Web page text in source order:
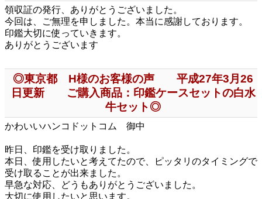
領収証の発行、ありがとうございました。
今回は、ご無理を申しました。本当に感謝しております。
印鑑大切に使っていきます。
ありがとうございます
◎東京都 H様のお客様の声 平成27年3月26
日更新 ご購入商品：印鑑ケースセットの白水
牛セット◎
かわいいハンコドットコム 御中
昨日、印鑑を受け取りました。
本日、使用したいと考えてたので、ピッタリのタイミングで
受け取ることが出来ました。
早急な対応、どうもありがとうございました。
大切に使用したいと思います。